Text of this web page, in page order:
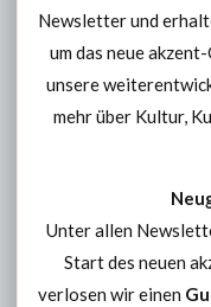
Newsletter und
um das neue
unsere
mehr über Kultur,
Unter allen
Start des neuen
verlosen wir einen